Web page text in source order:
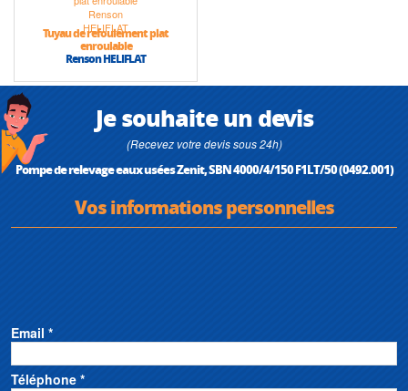
Tuyau de refoulement plat
enroulable
Renson HELIFLAT
Je souhaite un devis
(Recevez votre devis sous 24h)
Pompe de relevage eaux usées Zenit, SBN 4000/4/150 F1LT/50 (0492.001)
Vos informations personnelles
Email *
Téléphone *